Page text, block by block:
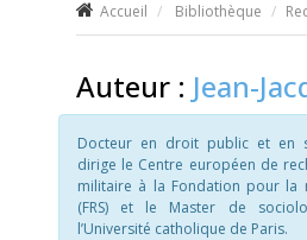
Accueil Bibliothèque
Auteur : Jean-
Docteur en droit public et en
dirige le Centre européen de
militaire à la Fondation pour la
(FRS) et le Master de
l’Université catholique de Paris.